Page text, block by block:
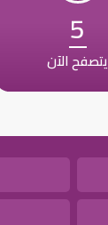
5
يتصفح الآن